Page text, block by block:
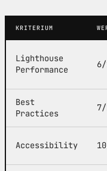
KRITERIUM
Lighthouse
Performance
Best
Practices
Accessibility